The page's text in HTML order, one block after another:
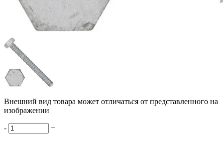
Внешний вид товара может отличаться от представленного на
изображении
- +